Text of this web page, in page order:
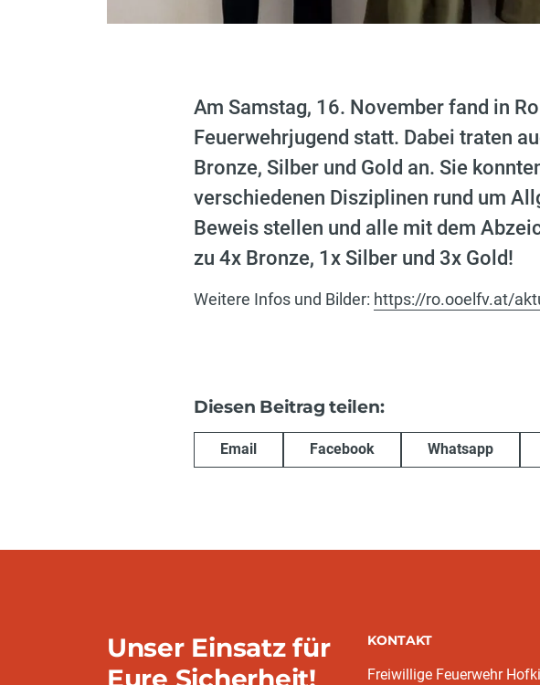
Am Samstag, 16. November fand in
Feuerwehrjugend statt. Dabei traten
Bronze, Silber und Gold an. Sie
verschiedenen Disziplinen rund um
Beweis stellen und alle mit dem
zu 4x Bronze, 1x Silber und 3x Gold!
Weitere Infos und Bilder: https://ro.ooelfv.at/
Diesen Beitrag teilen:
Email Facebook Whatsapp
Unser Einsatz für
Eure Sicherheit!
KONTAKT
Freiwillige Feuerwehr